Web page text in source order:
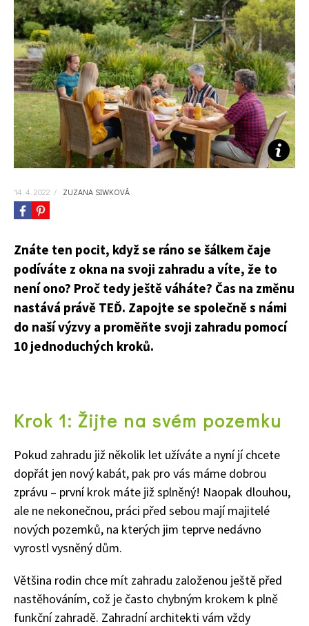
KVÍZY A TESTY
14. 4. 2022 / ZUZANA SIWKOVÁ
Znáte ten pocit, když se ráno se šálkem čaje
podíváte z okna na svoji zahradu a víte, že to
není ono? Proč tedy ještě váháte? Čas na změnu
nastává právě TEĎ. Zapojte se společně s námi
do naší výzvy a proměňte svoji zahradu pomocí
10 jednoduchých kroků.
Krok 1: Žijte na svém pozemku
Pokud zahradu již několik let užíváte a nyní jí chcete
dopřát jen nový kabát, pak pro vás máme dobrou
zprávu – první krok máte již splněný! Naopak dlouhou,
ale ne nekonečnou, práci před sebou mají majitelé
nových pozemků, na kterých jim teprve nedávno
vyrostl vysněný dům.
Většina rodin chce mít zahradu založenou ještě před
nastěhováním, což je často chybným krokem k plně
funkční zahradě. Zahradní architekti vám vždy